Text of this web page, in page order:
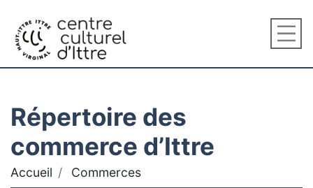
Répertoire des
commerce d’Ittre
Accueil Commerces